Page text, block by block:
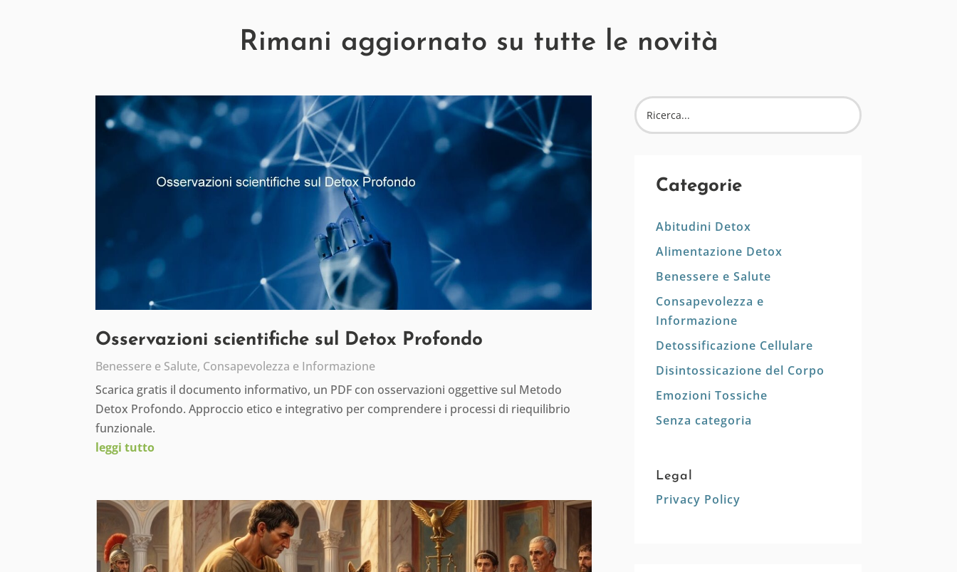
Rimani aggiornato su tutte le novità
Osservazioni scientifiche sul Detox Profondo
Benessere e Salute, Consapevolezza e Informazione
Scarica gratis il documento informativo, un PDF con osservazioni oggettive sul Metodo
Detox Profondo. Approccio etico e integrativo per comprendere i processi di riequilibrio
funzionale.
leggi tutto
Categorie
Abitudini Detox
Alimentazione Detox
Benessere e Salute
Consapevolezza e
Informazione
Detossificazione Cellulare
Disintossicazione del Corpo
Emozioni Tossiche
Senza categoria
Legal
Privacy Policy